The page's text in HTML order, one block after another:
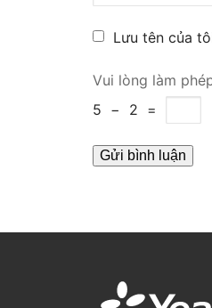
Lưu tên của
Vui lòng làm
5 − 2 =